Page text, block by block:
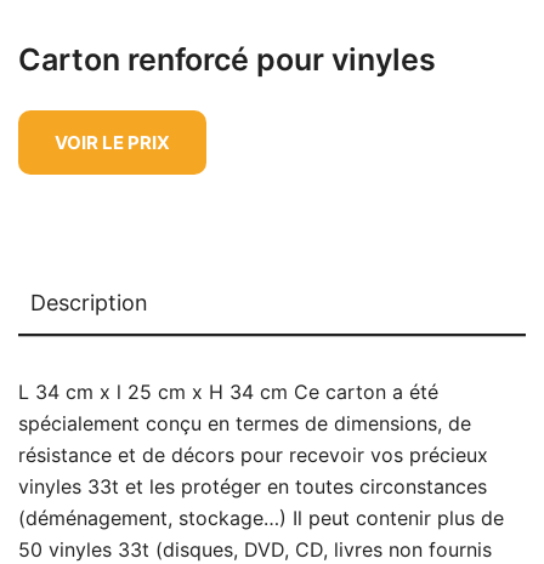
Carton renforcé pour vinyles
VOIR LE PRIX
Description
L 34 cm x l 25 cm x H 34 cm Ce carton a été
spécialement conçu en termes de dimensions, de
résistance et de décors pour recevoir vos précieux
vinyles 33t et les protéger en toutes circonstances
(déménagement, stockage…) Il peut contenir plus de
50 vinyles 33t (disques, DVD, CD, livres non fournis